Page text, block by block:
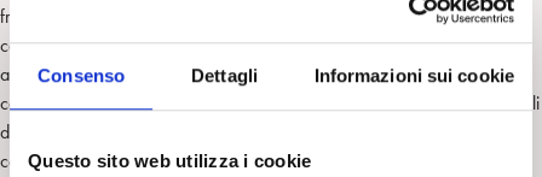
Consenso Dettagli Informazioni sui cookie
Questo sito web utilizza i cookie
franco effetto di orrore. Il corpo, in questa seconda fase, non è solo il
corpo dell’identico, il corpo privato delle sue differenze sessuali rispetto
all’altro sesso. Esso diviene il corpo dell’Uno assoluto, il corpo
consegnato alla vita bruta, vita che non si deve confrontare con i simboli
del sociale, con la presenza dell’altro, con le necessità relazionali e
comunicative che l’altro impone. Un corpo che entrato alla vita senza